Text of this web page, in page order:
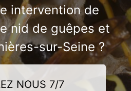
intervention de
nid de guêpes et
sur-Seine ?
NOUS 7/7